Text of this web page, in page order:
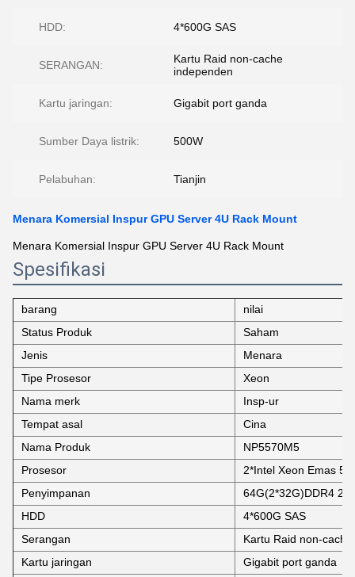
HDD: 4*600G SAS
SERANGAN:
Kartu Raid non-cache
independen
Kartu jaringan: Gigabit port ganda
Sumber Daya listrik: 500W
Pelabuhan: Tianjin
Menara Komersial Inspur GPU Server 4U Rack Mount
Menara Komersial Inspur GPU Server 4U Rack Mount
Spesifikasi
barang
nilai
Status Produk
Saham
Jenis
Menara
Tipe Prosesor
Xeon
Nama merk
Insp-ur
Tempat asal
Cina
Nama Produk
NP5570M5
Prosesor
2*Intel Xeon Emas
Penyimpanan
64G(2*32G)DDR4
HDD
4*600G SAS
Serangan
Kartu Raid non-
Kartu jaringan
Gigabit port ganda